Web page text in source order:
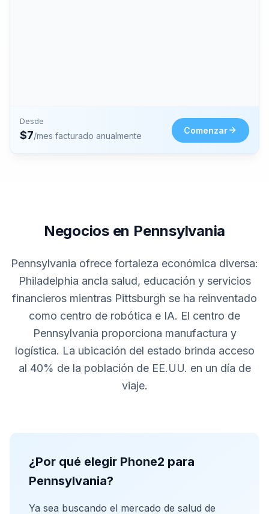
Desde
$7/mes facturado anualmente
Comenzar
Negocios en Pennsylvania
Pennsylvania ofrece fortaleza económica diversa:
Philadelphia ancla salud, educación y servicios
financieros mientras Pittsburgh se ha reinventado
como centro de robótica e IA. El centro de
Pennsylvania proporciona manufactura y
logística. La ubicación del estado brinda acceso
al 40% de la población de EE.UU. en un día de
viaje.
¿Por qué elegir Phone2 para
Pennsylvania?
Ya sea buscando el mercado de salud de